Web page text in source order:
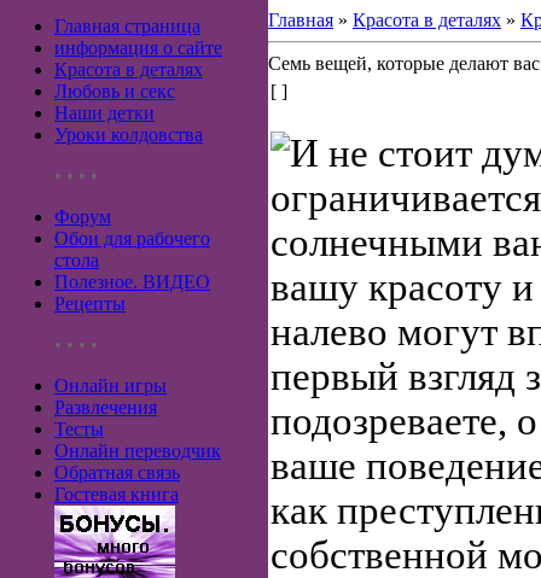
Главная страница
информация о сайте
Красота в деталях
Любовь и секс
Наши детки
Уроки колдовства
• • • •
Форум
Обои для рабочего
стола
Полезное. ВИДЕО
Рецепты
• • • •
Онлайн игры
Развлечения
Тесты
Онлайн переводчик
Обратная связь
Гостевая книга
Главная » Красота в деталях »
Семь вещей, которые делают
[ ]
И не стоит
солнечными
вашу красоту
налево могут
первый взгляд
подозреваете,
ваше
как
собственной